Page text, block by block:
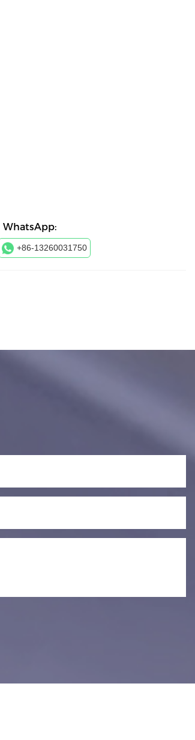
WhatsApp:
+86-13260031750